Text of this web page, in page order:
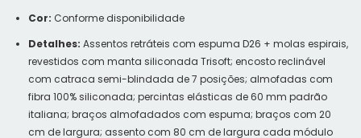
Cor: Conforme disponibilidade
Detalhes: Assentos retráteis com espuma D26 + molas espirais,
revestidos com manta siliconada Trisoft; encosto reclinável
com catraca semi-blindada de 7 posições; almofadas com
fibra 100% siliconada; percintas elásticas de 60 mm padrão
italiana; braços almofadados com espuma; braços com 20
cm de largura; assento com 80 cm de largura cada módulo